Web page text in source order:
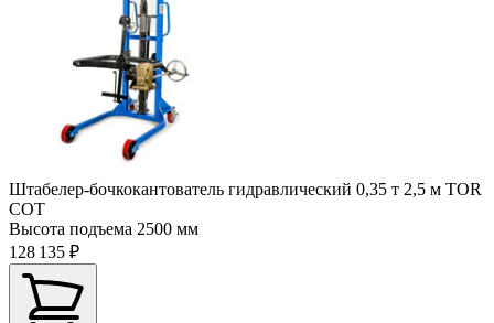
Штабелер-бочкокантователь гидравлический 0,35 т 2,5 м TOR
COT
Высота подъема 2500 мм
128 135 ₽